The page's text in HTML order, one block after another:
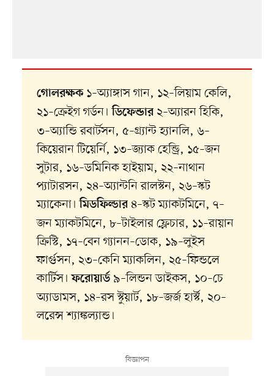
গোলরক্ষক১–অ্যাঙ্গাস গান, ১২–লিয়াম কেলি,
২১–ক্রেইগ গর্ডন।ডিফেন্ডার২–অ্যারন হিকি,
৩–অ্যান্ডি রবার্টসন, ৫–গ্র্যান্ট হ্যানলি, ৬–
কিয়েরান টিয়ের্নি, ১৩–জ্যাক হেন্ড্রি, ১৫–জন
সুটার, ১৬–ডমিনিক হাইয়াম, ২২–নাথান
প্যাটারসন, ২৪–অ্যান্টনি রালস্টন, ২৬–স্কট
ম্যাকেনা।মিডফিল্ডার৪–স্কট ম্যাকটমিনে, ৭–
জন ম্যাকটমিনে, ৮–টাইলার ফ্লেচার, ১১–রায়ান
ক্রিস্টি, ১৭–বেন গ্যানন–ডোক, ১৯–লুইস
ফার্গুসন, ২৩–কেনি ম্যাকলিন, ২৫–ফিন্ডলে
কার্টিস।ফরোয়ার্ড৯–লিন্ডন ডাইকস, ১০–চে
অ্যাডামস, ১৪–রস স্টুয়ার্ট, ১৮–জর্জ হার্স্ট, ২০–
লরেন্স শ্যাঙ্কল্যান্ড।